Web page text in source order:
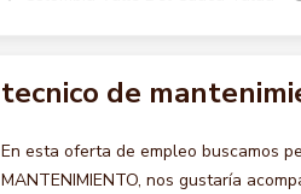
tecnico de
En esta oferta de empleo buscamos
MANTENIMIENTO, nos gustaría